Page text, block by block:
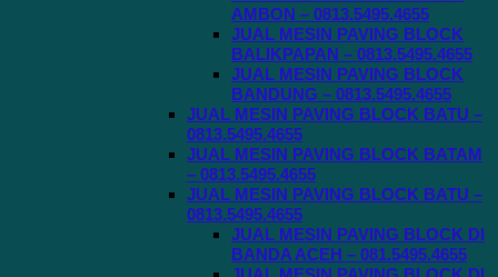
AMBON – 0813.5495.4655
JUAL MESIN PAVING BLOCK
BALIKPAPAN – 0813.5495.4655
JUAL MESIN PAVING BLOCK
BANDUNG – 0813.5495.4655
JUAL MESIN PAVING BLOCK BATU –
0813.5495.4655
JUAL MESIN PAVING BLOCK BATAM
– 0813.5495.4655
JUAL MESIN PAVING BLOCK BATU –
0813.5495.4655
JUAL MESIN PAVING BLOCK DI
BANDA ACEH – 081.5495.4655